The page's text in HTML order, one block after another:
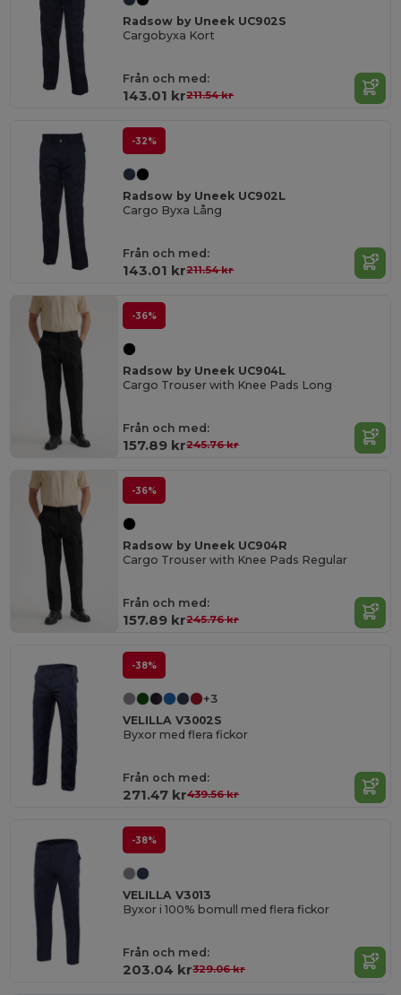
Radsow by Uneek UC902S
Cargobyxa Kort
Från och med:
143.01 kr211.54 kr
-32%
Radsow by Uneek UC902L
Cargo Byxa Lång
Från och med:
143.01 kr211.54 kr
-36%
Radsow by Uneek UC904L
Cargo Trouser with Knee Pads Long
Från och med:
157.89 kr245.76 kr
-36%
Radsow by Uneek UC904R
Cargo Trouser with Knee Pads Regular
Från och med:
157.89 kr245.76 kr
-38%
+3
VELILLA V3002S
Byxor med flera fickor
Från och med:
271.47 kr439.56 kr
-38%
VELILLA V3013
Byxor i 100% bomull med flera fickor
Från och med:
203.04 kr329.06 kr